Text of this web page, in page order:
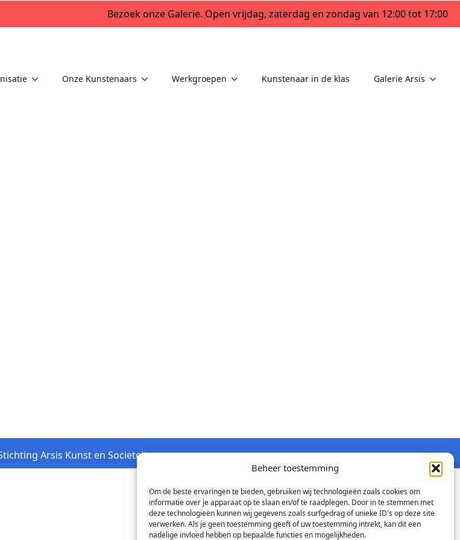
Beheer toestemming
Om de beste ervaringen te bieden, gebruiken wij technologieën zoals cookies om
informatie over je apparaat op te slaan en/of te raadplegen. Door in te stemmen met
deze technologieën kunnen wij gegevens zoals surfgedrag of unieke ID's op deze site
verwerken. Als je geen toestemming geeft of uw toestemming intrekt, kan dit een
nadelige invloed hebben op bepaalde functies en mogelijkheden.
Bezoek onze Galerie. Open vrijdag, zaterdag en zondag van 12:00 tot 17:00
Onze Kunstenaars Werkgroepen Kunstenaar in de klas Galerie Arsis
Arsis Kunst en Societeit